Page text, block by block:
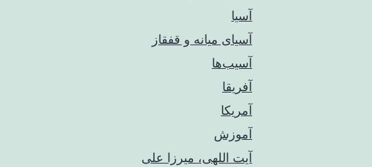
آسیا
آسیای میانه و قفقاز
آسیب‌ها
آفریقا
آمریکا
آموزش
آیت اللهی، میرزا علی